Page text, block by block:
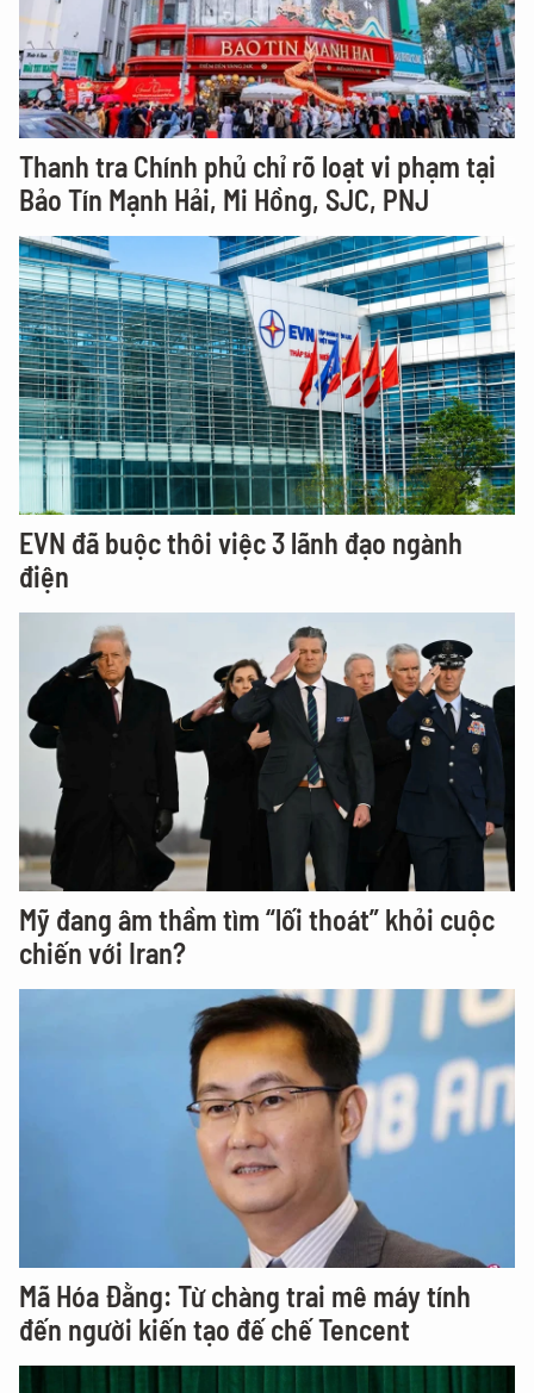
Thanh tra Chính phủ chỉ rõ loạt vi phạm tại
Bảo Tín Mạnh Hải, Mi Hồng, SJC, PNJ
EVN đã buộc thôi việc 3 lãnh đạo ngành
điện
Mỹ đang âm thầm tìm “lối thoát” khỏi cuộc
chiến với Iran?
Mã Hóa Đằng: Từ chàng trai mê máy tính
đến người kiến tạo đế chế Tencent